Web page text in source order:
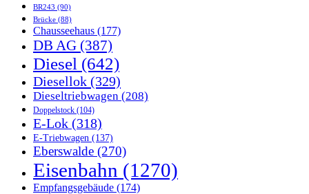
BR243 (90)
Brücke (88)
Chausseehaus (177)
DB AG (387)
Diesel (642)
Diesellok (329)
Dieseltriebwagen (208)
Doppelstock (104)
E-Lok (318)
E-Triebwagen (137)
Eberswalde (270)
Eisenbahn (1270)
Empfangsgebäude (174)